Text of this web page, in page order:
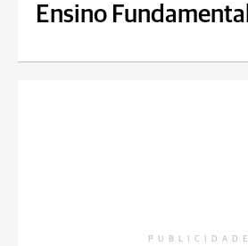
Ensino Fundamental
PUBLICIDADE